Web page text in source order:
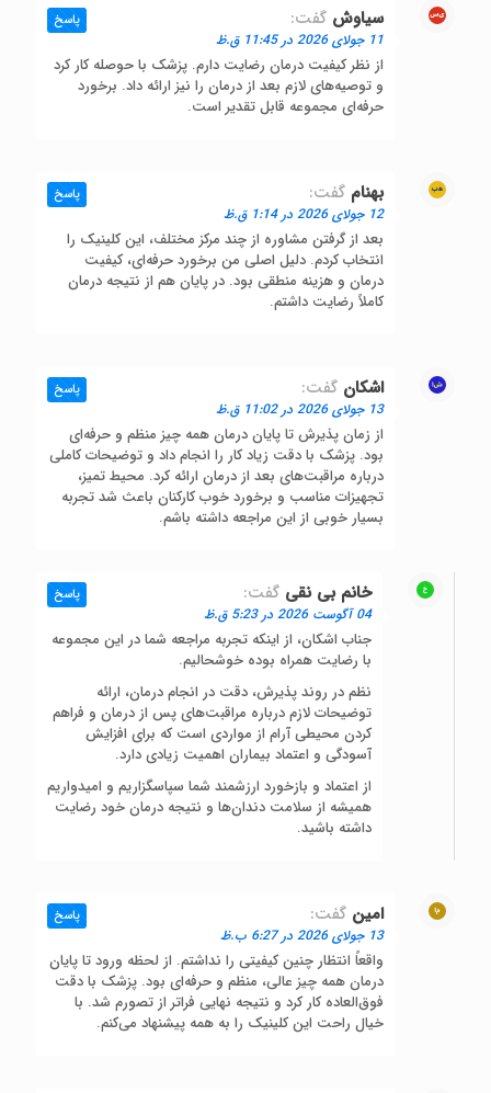
سیاوش گفت:
11 جولای 2026 در 11:45 ق.ظ
از نظر کیفیت درمان رضایت دارم. پزشک با حوصله کار کرد
و توصیه‌های لازم بعد از درمان را نیز ارائه داد. برخورد
حرفه‌ای مجموعه قابل تقدیر است.
پاسخ
بهنام گفت:
12 جولای 2026 در 1:14 ق.ظ
بعد از گرفتن مشاوره از چند مرکز مختلف، این کلینیک را
انتخاب کردم. دلیل اصلی من برخورد حرفه‌ای، کیفیت
درمان و هزینه منطقی بود. در پایان هم از نتیجه درمان
کاملاً رضایت داشتم.
پاسخ
اشکان گفت:
13 جولای 2026 در 11:02 ق.ظ
از زمان پذیرش تا پایان درمان همه چیز منظم و حرفه‌ای
بود. پزشک با دقت زیاد کار را انجام داد و توضیحات کاملی
درباره مراقبت‌های بعد از درمان ارائه کرد. محیط تمیز،
تجهیزات مناسب و برخورد خوب کارکنان باعث شد تجربه
بسیار خوبی از این مراجعه داشته باشم.
پاسخ
خانم بی نقی گفت:
04 آگوست 2026 در 5:23 ق.ظ
جناب اشکان، از اینکه تجربه مراجعه شما در این مجموعه
با رضایت همراه بوده خوشحالیم.
نظم در روند پذیرش، دقت در انجام درمان، ارائه
توضیحات لازم درباره مراقبت‌های پس از درمان و فراهم
کردن محیطی آرام از مواردی است که برای افزایش
آسودگی و اعتماد بیماران اهمیت زیادی دارد.
از اعتماد و بازخورد ارزشمند شما سپاسگزاریم و امیدواریم
همیشه از سلامت دندان‌ها و نتیجه درمان خود رضایت
داشته باشید.
پاسخ
امین گفت:
13 جولای 2026 در 6:27 ب.ظ
واقعاً انتظار چنین کیفیتی را نداشتم. از لحظه ورود تا پایان
درمان همه چیز عالی، منظم و حرفه‌ای بود. پزشک با دقت
فوق‌العاده کار کرد و نتیجه نهایی فراتر از تصورم شد. با
خیال راحت این کلینیک را به همه پیشنهاد می‌کنم.
پاسخ